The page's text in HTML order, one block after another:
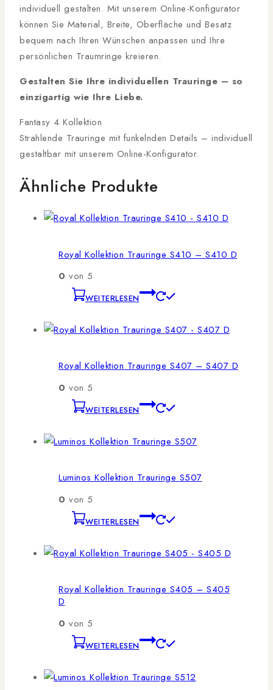
individuell gestalten. Mit unserem Online-Konfigurator
können Sie Material, Breite, Oberfläche und Besatz
bequem nach Ihren Wünschen anpassen und Ihre
persönlichen Traumringe kreieren.
Gestalten Sie Ihre individuellen Trauringe – so
einzigartig wie Ihre Liebe.
Fantasy 4 Kollektion
Strahlende Trauringe mit funkelnden Details – individuell
gestaltbar mit unserem Online-Konfigurator.
Ähnliche Produkte
Royal Kollektion Trauringe S410 – S410 D
0 von 5
WEITERLESEN
Royal Kollektion Trauringe S407 – S407 D
0 von 5
WEITERLESEN
Luminos Kollektion Trauringe S507
0 von 5
WEITERLESEN
Royal Kollektion Trauringe S405 – S405
D
0 von 5
WEITERLESEN